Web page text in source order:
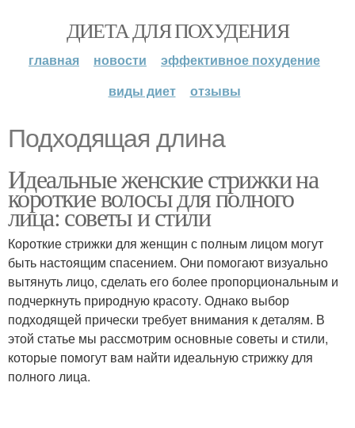
ДИЕТА ДЛЯ ПОХУДЕНИЯ
главная новости
эффективное похудение
виды диет
отзывы
Подходящая длина
Идеальные женские стрижки на
короткие волосы для полного
лица: советы и стили
Короткие стрижки для женщин с полным лицом могут
быть настоящим спасением. Они помогают визуально
вытянуть лицо, сделать его более пропорциональным и
подчеркнуть природную красоту. Однако выбор
подходящей прически требует внимания к деталям. В
этой статье мы рассмотрим основные советы и стили,
которые помогут вам найти идеальную стрижку для
полного лица.